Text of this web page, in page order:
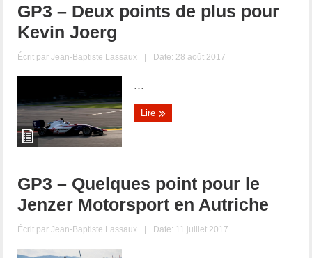
GP3 – Deux points de plus pour
Kevin Joerg
Écrit parJean-Baptiste Lassaux | Date: 28 août 2017
...
Lire
GP3 – Quelques point pour le
Jenzer Motorsport en Autriche
Écrit parJean-Baptiste Lassaux | Date: 11 juillet 2017